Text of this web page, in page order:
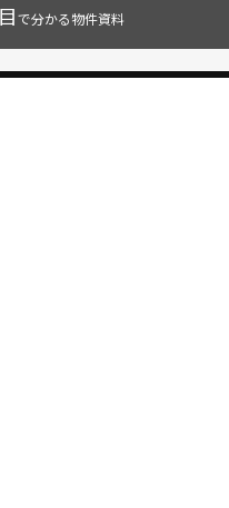
で分かる物件資料